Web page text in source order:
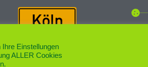
Veedel im Norden von Köln
Einstellungen
ALLER Cookies